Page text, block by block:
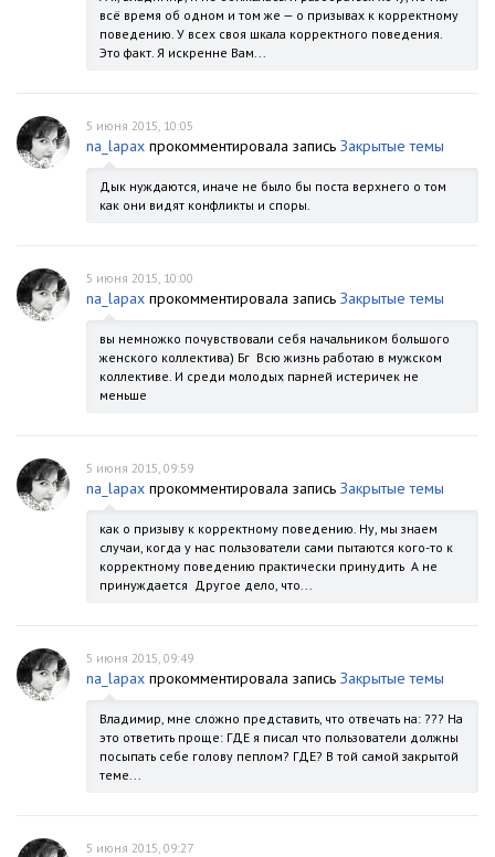
всё время об одном и том же — о призывах к корректному
поведению. У всех своя шкала корректного поведения.
Это факт. Я искренне Вам...
5 июня 2015, 10:05
na_lapax прокомментировала запись Закрытые темы
Дык нуждаются, иначе не было бы поста верхнего о том
как они видят конфликты и споры.
5 июня 2015, 10:00
na_lapax прокомментировала запись Закрытые темы
вы немножко почувствовали себя начальником большого
женского коллектива) Бг Всю жизнь работаю в мужском
коллективе. И среди молодых парней истеричек не
меньше
5 июня 2015, 09:59
na_lapax прокомментировала запись Закрытые темы
как о призыву к корректному поведению. Ну, мы знаем
случаи, когда у нас пользователи сами пытаются кого-то к
корректному поведению практически принудить А не
принуждается Другое дело, что...
5 июня 2015, 09:49
na_lapax прокомментировала запись Закрытые темы
Владимир, мне сложно представить, что отвечать на: ??? На
это ответить проще: ГДЕ я писал что пользователи должны
посыпать себе голову пеплом? ГДЕ? В той самой закрытой
теме...
5 июня 2015, 09:27